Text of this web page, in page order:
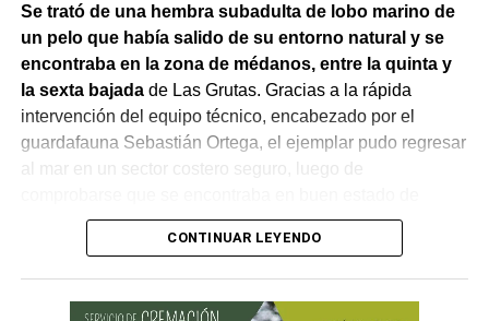
Unidad Provincial de Coordinación y Ejecución del
Financiamiento Externo (UPCEFE), Martín Camiña.
Se trató de una hembra subadulta de lobo marino de
un pelo que había salido de su entorno natural y se
encontraba en la zona de médanos, entre la quinta y
la sexta bajadade Las Grutas. Gracias a la rápida
intervención del equipo técnico, encabezado por el
guardafauna Sebastián Ortega, el ejemplar pudo regresar
CONTINUAR LEYENDO